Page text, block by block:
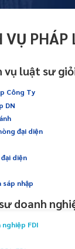
VỤ PHÁP
vụ luật sư
Công Ty
DN
đại diện
diện
sáp nhập
doanh
FDI